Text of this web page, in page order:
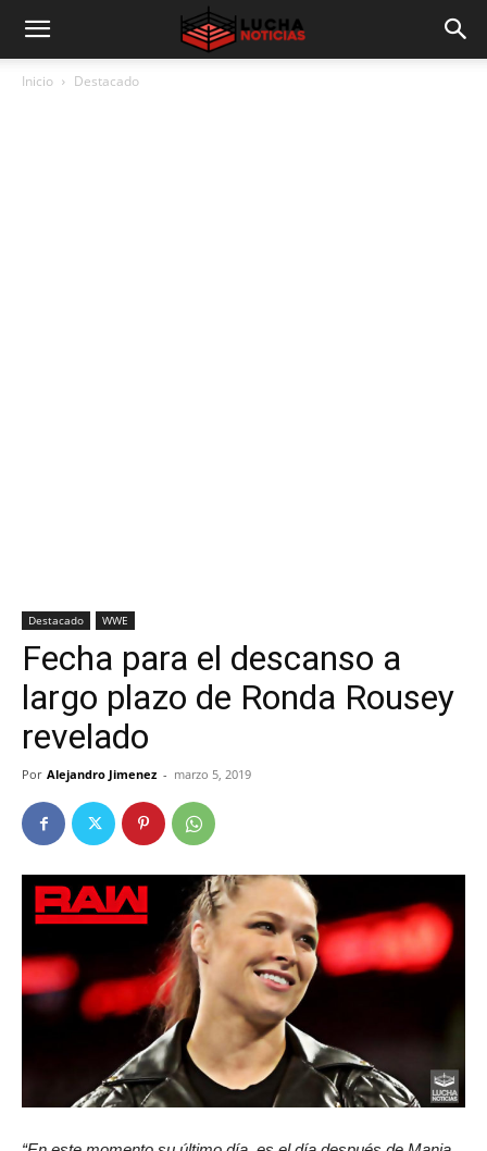
Inicio Destacado
Destacado WWE
Fecha para el descanso a
largo plazo de Ronda Rousey
revelado
Por Alejandro Jimenez - marzo 5, 2019